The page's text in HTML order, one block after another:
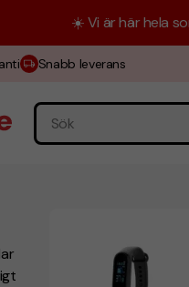
☀️ Vi är här hela
Snabb leverans